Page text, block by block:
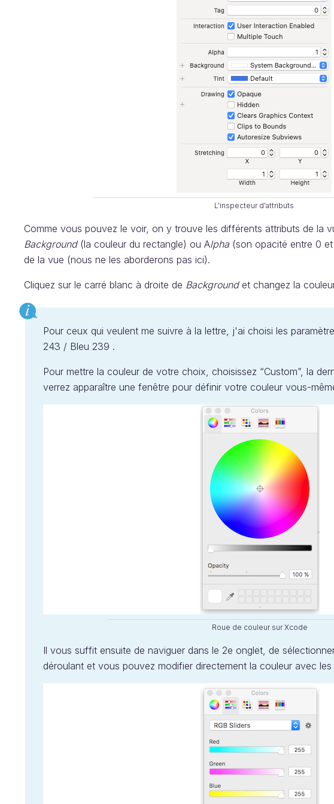
L'inspecteur d'attributs
Comme vous pouvez le voir, on y trouve les différents attributs de la
Background (la couleur du rectangle) ou Alpha (son opacité entre 0
de la vue (nous ne les aborderons pas ici).
Cliquez sur le carré blanc à droite de Backgroundet changez la
Pour ceux qui veulent me suivre à la lettre, j'ai choisi les
243 / Bleu 239 .
Pour mettre la couleur de votre choix, choisissez “Custom”, la
verrez apparaître une fenêtre pour définir votre couleur vous-
Roue de couleur sur Xcode
Il vous suffit ensuite de naviguer dans le 2e onglet, de
déroulant et vous pouvez modifier directement la couleur avec